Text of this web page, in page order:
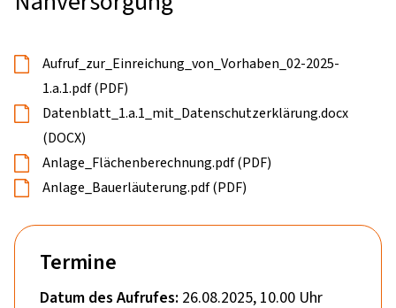
Aufruf_zur_Einreichung_von_Vorhaben_02-2025-
1.a.1.pdf (PDF)
Datenblatt_1.a.1_mit_Datenschutzerklärung.docx
(DOCX)
Anlage_Flächenberechnung.pdf (PDF)
Anlage_Bauerläuterung.pdf (PDF)
Termine
Datum des Aufrufes: 26.08.2025, 10.00 Uhr